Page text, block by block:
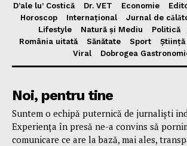
D’ale lu’ Costică
Dr. VET Economie
Horoscop
Internațional Jurnal de
Lifestyle
Natură și Mediu Politică
România uitată
Sănătate Sport
Știință
Viral
Dobrogea
Noi, pentru tine
Suntem o echipă puternică de jurnaliști
Experiența în presă ne-a convins să
comunicare ce are la bază, mai ales,